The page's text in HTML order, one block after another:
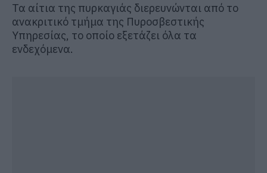
Τα αίτια της πυρκαγιάς διερευνώνται από το
ανακριτικό τμήμα της Πυροσβεστικής
Υπηρεσίας, το οποίο εξετάζει όλα τα
ενδεχόμενα.